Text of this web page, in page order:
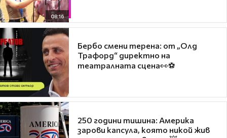
08:16
Бербо смени терена: от „Олд
Трафорд“ директно на
театралната сцена👀⚽
250 години тишина: Америка
зарови капсула, която никой жив